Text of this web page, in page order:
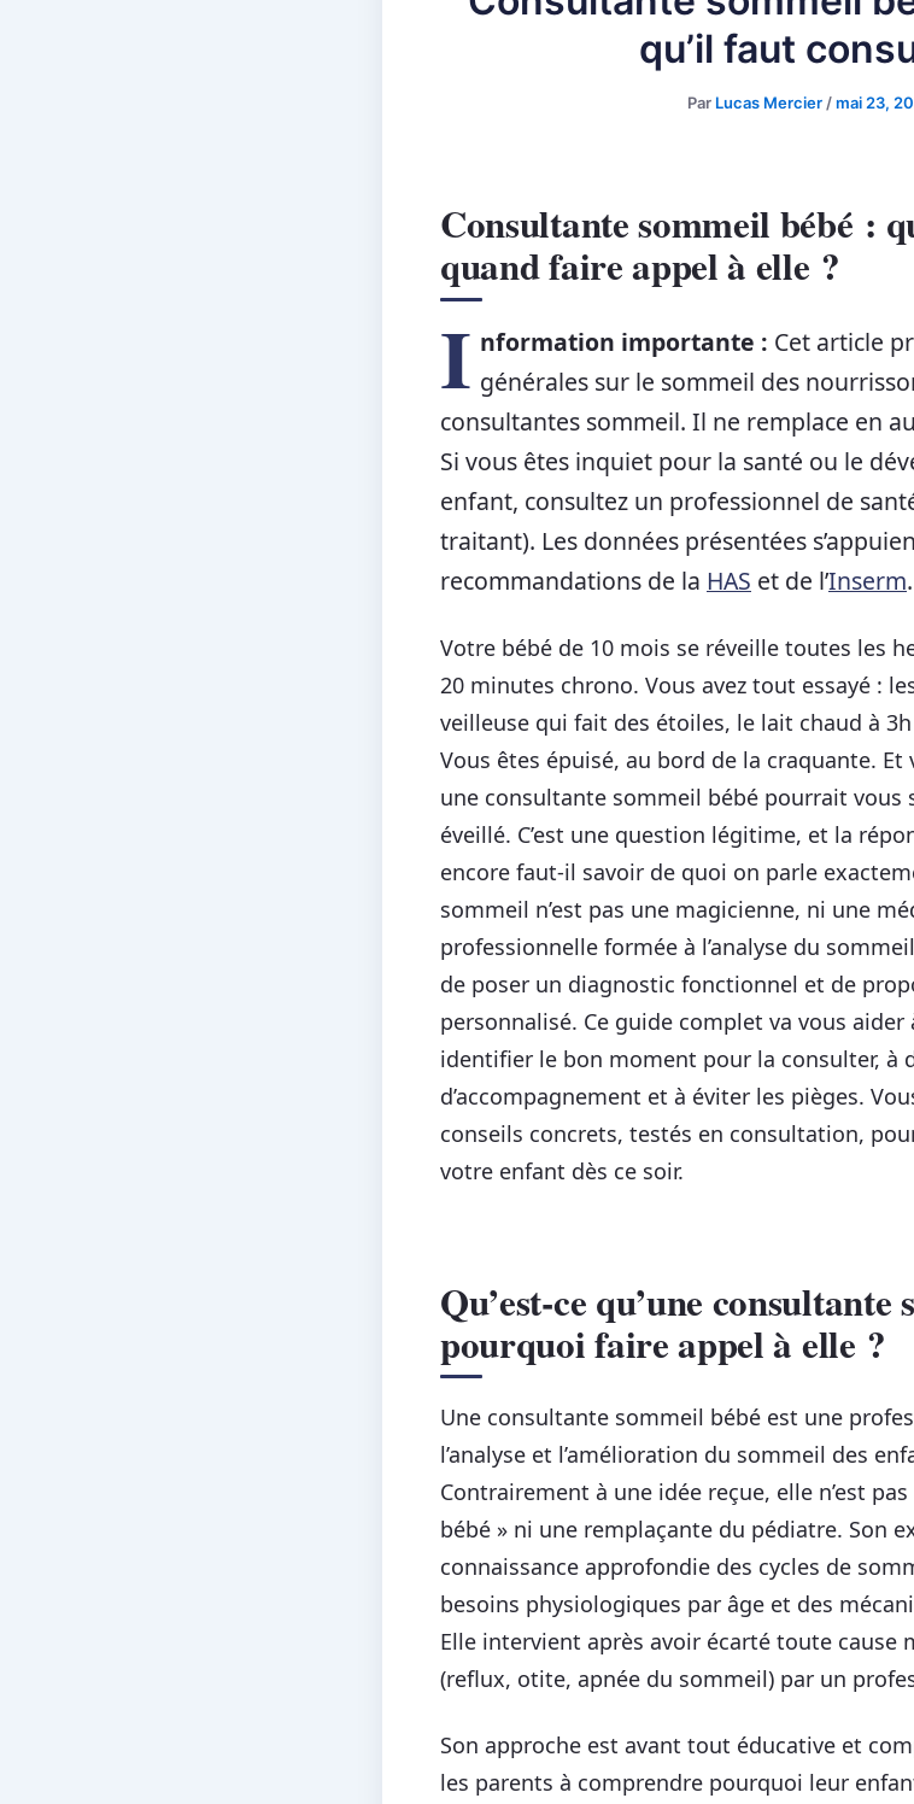
qu’il faut
Par Lucas Mercier /mai 23,
Consultante sommeil bébé :
quand faire appel à elle ?
I nformation importante : Cet article
générales sur le sommeil des
consultantes sommeil. Il ne remplace en
Si vous êtes inquiet pour la santé ou le
enfant, consultez un professionnel de
traitant). Les données présentées
recommandations de la HAS et de l’Inserm.
Votre bébé de 10 mois se réveille toutes les
20 minutes chrono. Vous avez tout essayé :
veilleuse qui fait des étoiles, le lait chaud à
Vous êtes épuisé, au bord de la craquante. Et
une consultante sommeil bébé pourrait vous
éveillé. C’est une question légitime, et la
encore faut-il savoir de quoi on parle
sommeil n’est pas une magicienne, ni une
professionnelle formée à l’analyse du
de poser un diagnostic fonctionnel et de
personnalisé. Ce guide complet va vous
identifier le bon moment pour la consulter, à
d’accompagnement et à éviter les pièges.
conseils concrets, testés en consultation,
votre enfant dès ce soir.
Qu’est-ce qu’une
pourquoi faire appel à elle ?
Une consultante sommeil bébé est une
l’analyse et l’amélioration du sommeil des
Contrairement à une idée reçue, elle n’est
bébé » ni une remplaçante du pédiatre. Son
connaissance approfondie des cycles de
besoins physiologiques par âge et des
Elle intervient après avoir écarté toute cause
(reflux, otite, apnée du sommeil) par un
Son approche est avant tout éducative et
les parents à comprendre pourquoi leur